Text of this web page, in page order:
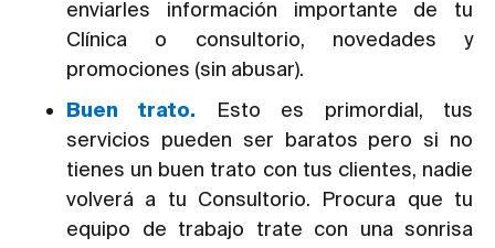
enviarles información importante de tu
Clínica o consultorio, novedades y
promociones (sin abusar).
Buen trato.
Esto es primordial, tus
servicios pueden ser baratos pero si no
tienes un buen trato con tus clientes, nadie
volverá a tu Consultorio. Procura que tu
equipo de trabajo trate con una sonrisa